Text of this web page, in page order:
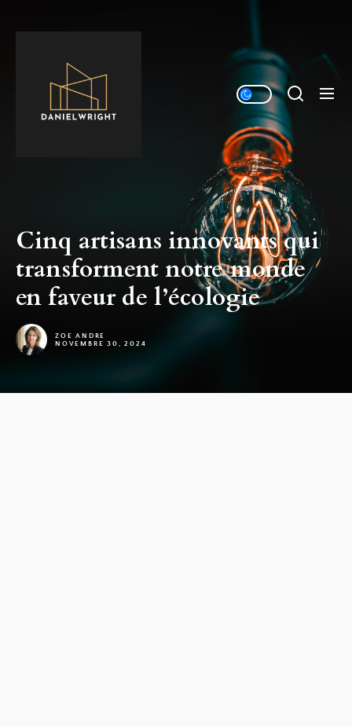
Cinq artisans innovants qui
transforment notre monde
en faveur de l’écologie
ZOE ANDRE
NOVEMBRE 30, 2024